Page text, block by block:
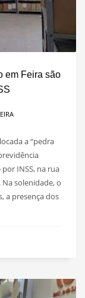
em Feira são
a “pedra
INSS, na rua
solenidade, o
a presença dos